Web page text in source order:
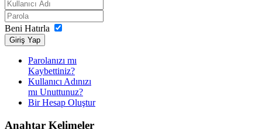
Beni Hatırla
Giriş Yap
Parolanızı mı
Kaybettiniz?
Kullanıcı Adınızı
mı Unuttunuz?
Bir Hesap Oluştur
Anahtar Kelimeler